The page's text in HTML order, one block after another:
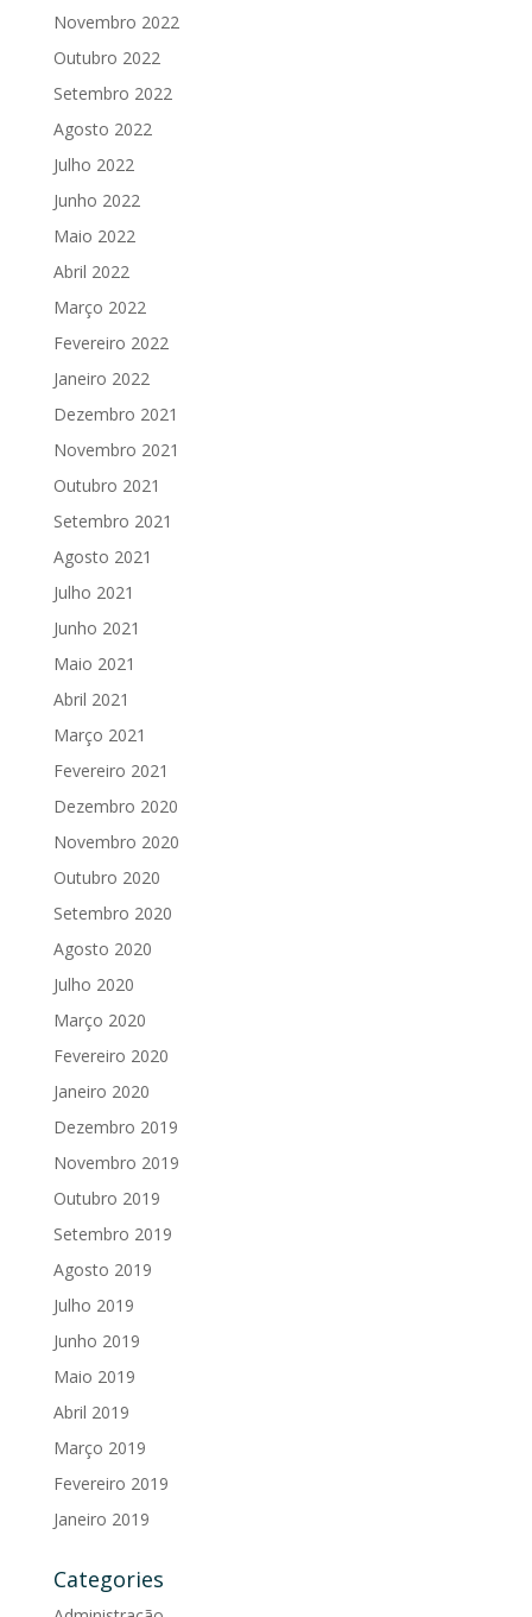
Novembro 2022
Outubro 2022
Setembro 2022
Agosto 2022
Julho 2022
Junho 2022
Maio 2022
Abril 2022
Março 2022
Fevereiro 2022
Janeiro 2022
Dezembro 2021
Novembro 2021
Outubro 2021
Setembro 2021
Agosto 2021
Julho 2021
Junho 2021
Maio 2021
Abril 2021
Março 2021
Fevereiro 2021
Dezembro 2020
Novembro 2020
Outubro 2020
Setembro 2020
Agosto 2020
Julho 2020
Março 2020
Fevereiro 2020
Janeiro 2020
Dezembro 2019
Novembro 2019
Outubro 2019
Setembro 2019
Agosto 2019
Julho 2019
Junho 2019
Maio 2019
Abril 2019
Março 2019
Fevereiro 2019
Janeiro 2019
Categories